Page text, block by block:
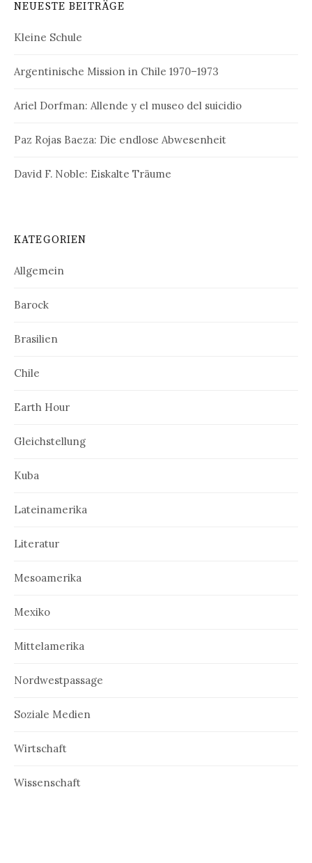
NEUESTE BEITRÄGE
Kleine Schule
Argentinische Mission in Chile 1970–1973
Ariel Dorfman: Allende y el museo del suicidio
Paz Rojas Baeza: Die endlose Abwesenheit
David F. Noble: Eiskalte Träume
KATEGORIEN
Allgemein
Barock
Brasilien
Chile
Earth Hour
Gleichstellung
Kuba
Lateinamerika
Literatur
Mesoamerika
Mexiko
Mittelamerika
Nordwestpassage
Soziale Medien
Wirtschaft
Wissenschaft